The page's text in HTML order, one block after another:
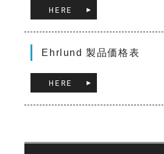
HERE
Ehrlund 製品価格表
HERE